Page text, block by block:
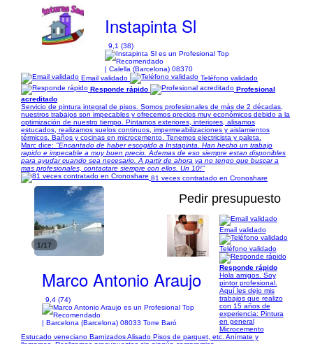
Instapinta Sl
9,1 (38)
| Calella (Barcelona) 08370
Email validado
Teléfono validado
Responde rápido
Profesional
acreditado
Servicio de pintura integral de pisos. Somos profesionales de más de 2 décadas,
nuestros trabajos son impecables y ofrecemos precios muy económicos debido a la
optimización de nuestro tiempo. Pintamos exteriores, interiores, alisamos
estucados, realizamos suelos continuos, impermeabilizaciones y aislamientos
térmicos. Baños y cocinas en microcemento. Tenemos electricista y paleta.
Marc dice: "Encantado de haber escogido a Instapinta. Han hecho un trabajo
rapido e impecable a muy buen precio. Ademas de eso siempre estan disponibles
para ayudar cuando sea necesario. A partir de ahora ya no tengo que buscar a
mas profesionales, contactare siempre con ellos. Un 10!"
81 veces contratado en Cronoshare
1/17
Pedir presupuesto
Marco Antonio Araujo
9,4 (74)
| Barcelona (Barcelona) 08033 Torre Baró
Email validado
Teléfono validado
Responde rápido
Hola amigos. Soy
pintor profesional.
Aquí les dejo mis
trabajos que realizo
con 15 años de
experiencia: Pintura
en general
Microcemento
Estucado veneciano Barnizados Alisado Pisos de parquet, etc. Anímate y